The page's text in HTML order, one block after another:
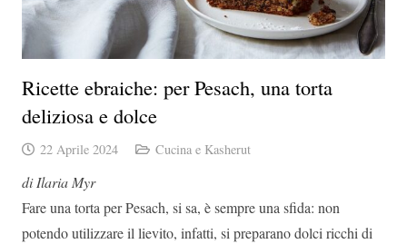
Ricette ebraiche: per Pesach, una torta
deliziosa e dolce
22 Aprile 2024 Cucina e Kasherut
di Ilaria Myr
Fare una torta per Pesach, si sa, è sempre una sfida: non
potendo utilizzare il lievito, infatti, si preparano dolci ricchi di